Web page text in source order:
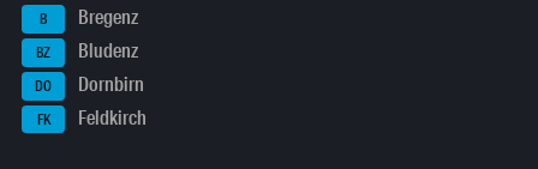
B Bregenz
BZ Bludenz
DO Dornbirn
FK Feldkirch